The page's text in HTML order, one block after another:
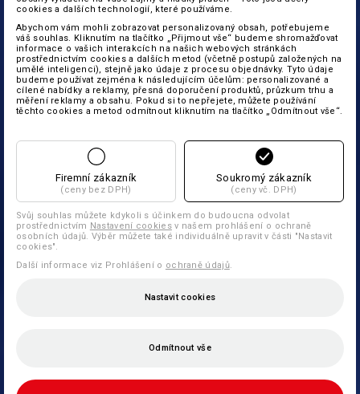
cookies a dalších technologií, které používáme.
Abychom vám mohli zobrazovat personalizovaný obsah, potřebujeme
váš souhlas. Kliknutím na tlačítko „Přijmout vše“ budeme shromažďovat
informace o vašich interakcích na našich webových stránkách
prostřednictvím cookies a dalších metod (včetně postupů založených na
umělé inteligenci), stejně jako údaje z procesu objednávky. Tyto údaje
budeme používat zejména k následujícím účelům: personalizované a
cílené nabídky a reklamy, přesná doporučení produktů, průzkum trhu a
měření reklamy a obsahu. Pokud si to nepřejete, můžete používání
těchto cookies a metod odmítnout kliknutím na tlačítko „Odmítnout vše“.
Firemní zákazník
(ceny bez DPH)
Soukromý zákazník
(ceny vč. DPH)
Svůj souhlas můžete kdykoli s účinkem do budoucna odvolat
prostřednictvím Nastavení cookiesv našem prohlášení o ochraně
osobních údajů. Výběr můžete také individuálně upravit v části "Nastavit
cookies".
Další informace viz Prohlášení o ochraně údajů.
Nastavit cookies
Odmítnout vše